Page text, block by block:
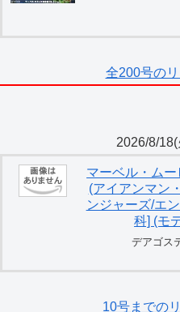
全200号の
2026/8/18(
マーベル・ム
(アイアンマン
ンジャーズ/エ
科] (モ
デアゴス
10号までの